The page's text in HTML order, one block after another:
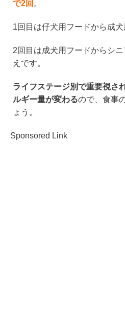
で2回 。
1回目は仔犬用フードから成犬
2回目は成犬用フードからシ
えです。
ライフステージ別で重要視さ
ルギー量が変わるので、食事
ょう。
Sponsored Link